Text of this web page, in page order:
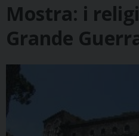
Mostra: i
Grande